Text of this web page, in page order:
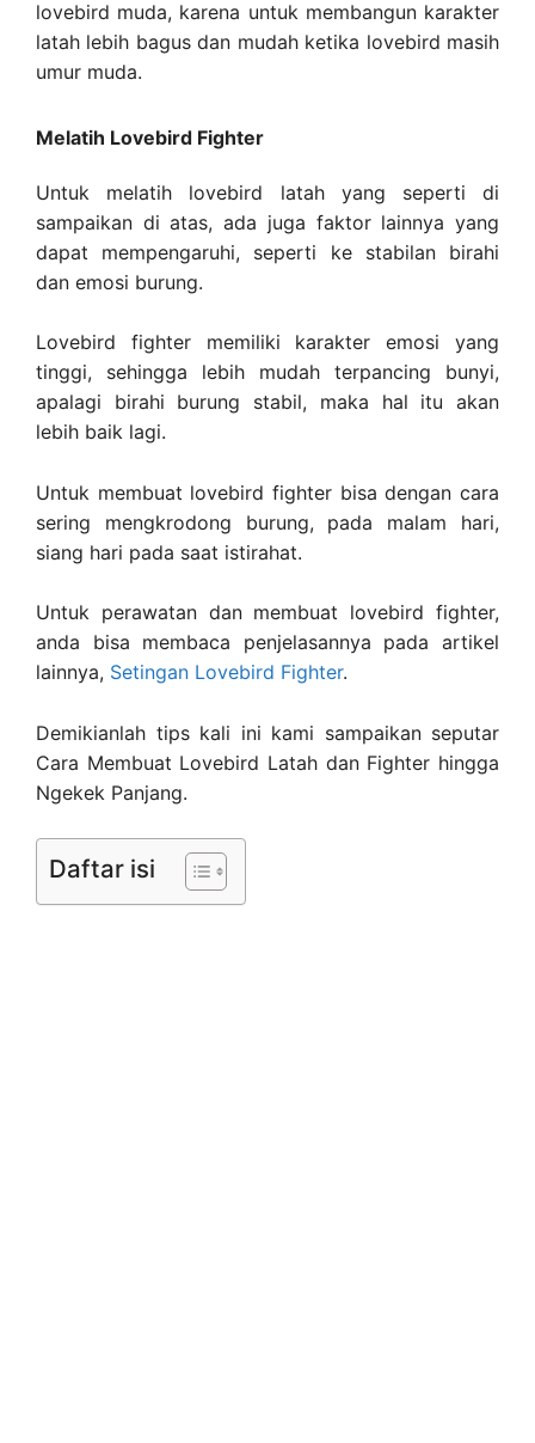
lovebird muda, karena untuk membangun karakter
latah lebih bagus dan mudah ketika lovebird masih
umur muda.
Melatih Lovebird Fighter
Untuk melatih lovebird latah yang seperti di
sampaikan di atas, ada juga faktor lainnya yang
dapat mempengaruhi, seperti ke stabilan birahi
dan emosi burung.
Lovebird fighter memiliki karakter emosi yang
tinggi, sehingga lebih mudah terpancing bunyi,
apalagi birahi burung stabil, maka hal itu akan
lebih baik lagi.
Untuk membuat lovebird fighter bisa dengan cara
sering mengkrodong burung, pada malam hari,
siang hari pada saat istirahat.
Untuk perawatan dan membuat lovebird fighter,
anda bisa membaca penjelasannya pada artikel
lainnya, Setingan Lovebird Fighter.
Demikianlah tips kali ini kami sampaikan seputar
Cara Membuat Lovebird Latah dan Fighter hingga
Ngekek Panjang.
Daftar isi